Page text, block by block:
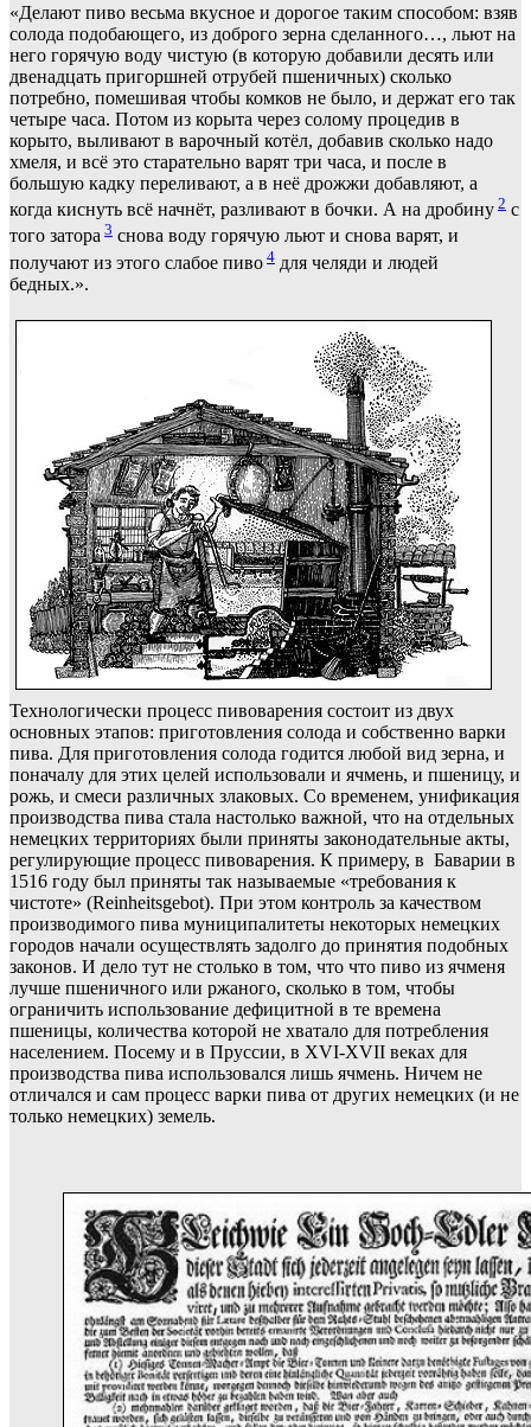
«Делают пиво весьма вкусное и дорогое таким способом: взяв
солода подобающего, из доброго зерна сделанного…, льют на
него горячую воду чистую (в которую добавили десять или
двенадцать пригоршней отрубей пшеничных) сколько
потребно, помешивая чтобы комков не было, и держат его так
четыре часа. Потом из корыта через солому процедив в
корыто, выливают в варочный котёл, добавив сколько надо
хмеля, и всё это старательно варят три часа, и после в
большую кадку переливают, а в неё дрожжи добавляют, а
когда киснуть всё начнёт, разливают в бочки. А на дробину 2 с
того затора 3 снова воду горячую льют и снова варят, и
получают из этого слабое пиво 4 для челяди и людей
бедных.».
Технологически процесс пивоварения состоит из двух
основных этапов: приготовления солода и собственно варки
пива. Для приготовления солода годится любой вид зерна, и
поначалу для этих целей использовали и ячмень, и пшеницу, и
рожь, и смеси различных злаковых. Со временем, унификация
производства пива стала настолько важной, что на отдельных
немецких территориях были приняты законодательные акты,
регулирующие процесс пивоварения. К примеру, в Баварии в
1516 году был приняты так называемые «требования к
чистоте» (Reinheitsgebot). При этом контроль за качеством
производимого пива муниципалитеты некоторых немецких
городов начали осуществлять задолго до принятия подобных
законов. И дело тут не столько в том, что что пиво из ячменя
лучше пшеничного или ржаного, сколько в том, чтобы
ограничить использование дефицитной в те времена
пшеницы, количества которой не хватало для потребления
населением. Посему и в Пруссии, в XVI-XVII веках для
производства пива использовался лишь ячмень. Ничем не
отличался и сам процесс варки пива от других немецких (и не
только немецких) земель.